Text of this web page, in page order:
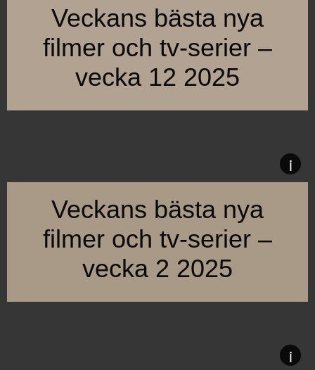
Veckans bästa nya
filmer och tv-serier –
vecka 12 2025
Oscarsvinnande “I’m Still Here” går upp på bio i Sverige
Veckans bästa nya
filmer och tv-serier –
vecka 2 2025
Årets andra vecka bjuder på skratt, drama och
i
i